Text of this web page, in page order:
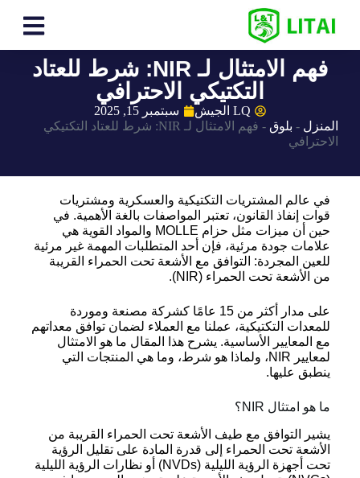
فهم الامتثال لـ NIR: شرط للعتاد
التكتيكي الاحترافي
LQ الجيش
سبتمبر 15, 2025
المنزل - بلوق -
فهم الامتثال لـ NIR: شرط للعتاد التكتيكي
الاحترافي
في عالم المشتريات التكتيكية والعسكرية ومشتريات
قوات إنفاذ القانون، تعتبر المواصفات بالغة الأهمية. في
حين أن ميزات مثل حزام MOLLE والمواد القوية هي
علامات جودة مرئية، فإن أحد المتطلبات المهمة غير مرئية
للعين المجردة: التوافق مع الأشعة تحت الحمراء القريبة
من الأشعة تحت الحمراء (NIR).
على مدار أكثر من 15 عامًا كشركة مصنعة وموردة
للمعدات التكتيكية، عملنا مع العملاء لضمان توافق معداتهم
مع المعايير الأساسية. يشرح هذا المقال ما هو الامتثال
لمعايير NIR، ولماذا هو شرط، وما هي المنتجات التي
ينطبق عليها.
ما هو امتثال NIR؟
يشير التوافق مع طيف الأشعة تحت الحمراء القريبة من
الأشعة تحت الحمراء إلى قدرة المادة على تقليل الرؤية
تحت أجهزة الرؤية الليلية (NVDs) أو نظارات الرؤية الليلية